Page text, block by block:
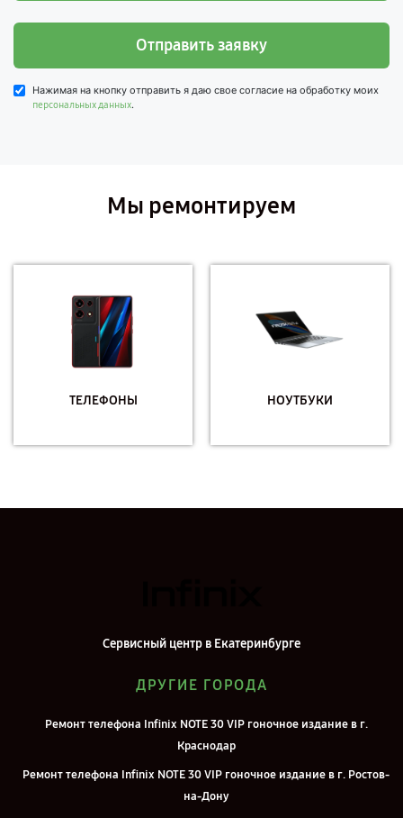
Отправить заявку
Нажимая на кнопку отправить я даю свое согласие на обработку моих
персональных данных.
Мы ремонтируем
ТЕЛЕФОНЫ НОУТБУКИ
Сервисный центр в Екатеринбурге
ДРУГИЕ ГОРОДА
Ремонт телефона Infinix NOTE 30 VIP гоночное издание в г.
Краснодар
Ремонт телефона Infinix NOTE 30 VIP гоночное издание в г. Ростов-
на-Дону